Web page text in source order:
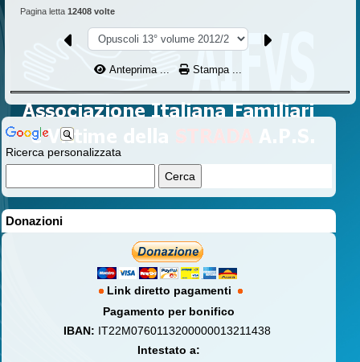
Ricerca personalizzata
Donazioni
Link diretto pagamenti
Pagamento per bonifico
IBAN: IT22M0760113200000013211438
Intestato a:
Pagina letta 12408 volte
Anteprima ... Stampa ...